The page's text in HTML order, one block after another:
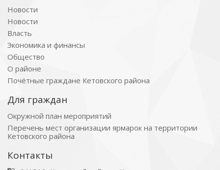
Новости
Новости
Власть
Экономика и финансы
Общество
О районе
Почётные граждане Кетовского района
Для граждан
Окружной план мероприятий
Перечень мест организации ярмарок на территории
Кетовского района
Контакты